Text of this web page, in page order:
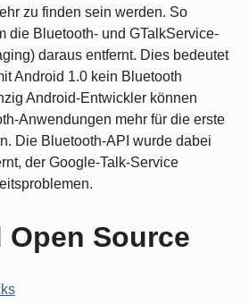
zu finden sein werden. So
die Bluetooth- und GTalkService-
daraus entfernt. Dies bedeutet
Android 1.0 kein Bluetooth
Android-Entwickler können
Anwendungen mehr für die erste
Die Bluetooth-API wurde dabei
der Google-Talk-Service
Source